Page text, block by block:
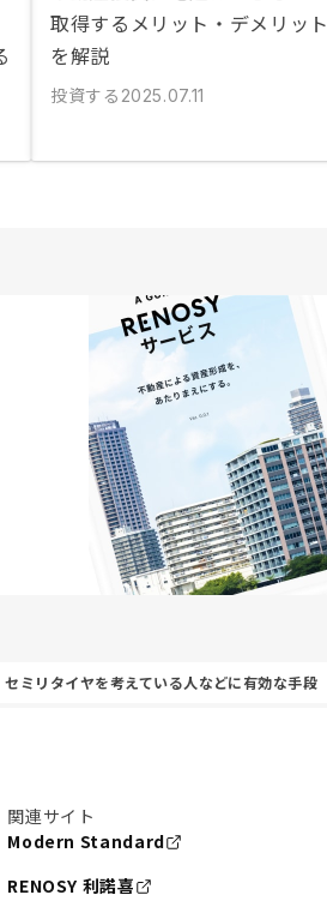
取得するメリット・デメリット
を解説
投資する 2025.07.11
セミリタイヤを考えている人などに有効な手段
関連サイト
Modern Standard
RENOSY 利諾喜